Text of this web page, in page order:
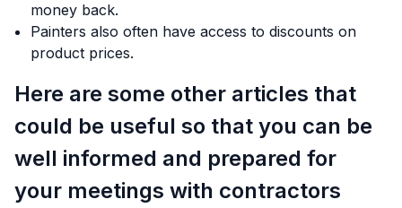
money back.
Painters also often have access to discounts on
product prices.
Here are some other articles that
could be useful so that you can be
well informed and prepared for
your meetings with contractors